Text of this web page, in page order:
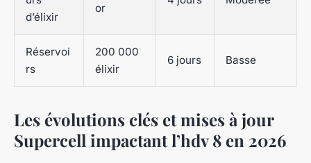
d’élixir
or
Réservoi
rs
200 000
élixir
6 jours Basse
Les évolutions clés et mises à jour
Supercell impactant l’hdv 8 en 2026